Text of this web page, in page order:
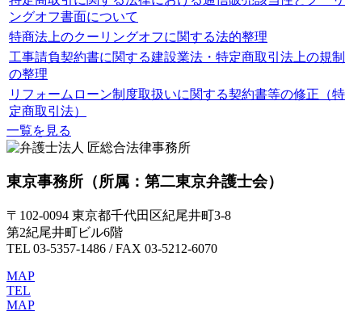
ングオフ書面について
特商法上のクーリングオフに関する法的整理
工事請負契約書に関する建設業法・特定商取引法上の規制
の整理
リフォームローン制度取扱いに関する契約書等の修正（特
定商取引法）
一覧を見る
東京事務所 （所属：第二東京弁護士会）
〒102-0094 東京都千代田区紀尾井町3-8
第2紀尾井町ビル6階
TEL 03-5357-1486 / FAX 03-5212-6070
MAP
TEL
MAP